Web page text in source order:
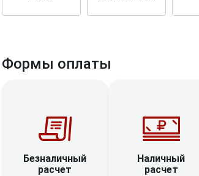
Формы оплаты
Безналичный
расчет
Наличный
расчет